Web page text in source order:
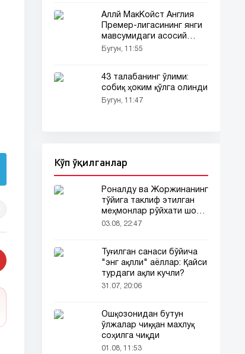
Аллй МакКойст Англия
Премер-лигасининг янги
мавсумидаги асосий
фаворит ва
Бугун, 11:55
43 талабанинг ўлими:
собиқ ҳоким қўлга олинди
Бугун, 11:47
Кўп ўқилганлар
Роналду ва Жоржинанинг
тўйига таклиф этилган
меҳмонлар рўйхати шов-
шувда
03.08, 22:47
Туғилган санаси бўйича
"энг ақлли" аёллар: Қайси
турдаги ақли кучли?
31.07, 20:06
Ошқозонидан бутун
ўлжалар чиққан махлуқ
соҳилга чиқди
01.08, 11:53